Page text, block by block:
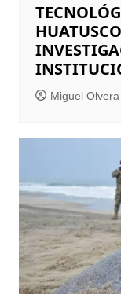
Miguel Olvera